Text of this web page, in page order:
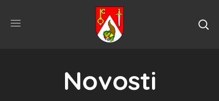
Novosti